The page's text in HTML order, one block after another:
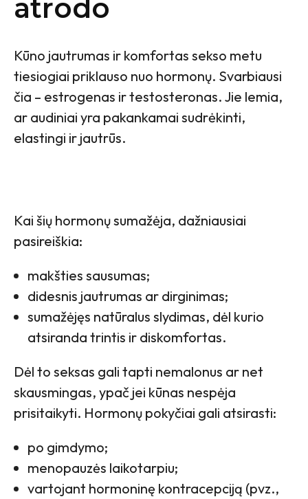
atrodo
Kūno jautrumas ir komfortas sekso metu
tiesiogiai priklauso nuo hormonų. Svarbiausi
čia – estrogenas ir testosteronas. Jie lemia,
ar audiniai yra pakankamai sudrėkinti,
elastingi ir jautrūs.
Kai šių hormonų sumažėja, dažniausiai
pasireiškia:
makšties sausumas;
didesnis jautrumas ar dirginimas;
sumažėjęs natūralus slydimas, dėl kurio
atsiranda trintis ir diskomfortas.
Dėl to seksas gali tapti nemalonus ar net
skausmingas, ypač jei kūnas nespėja
prisitaikyti. Hormonų pokyčiai gali atsirasti:
po gimdymo;
menopauzės laikotarpiu;
vartojant hormoninę kontracepciją (pvz.,